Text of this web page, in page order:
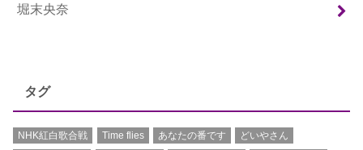
堀末央奈
タグ
NHK紅白歌合戦 Time flies あなたの番です
どいやさん